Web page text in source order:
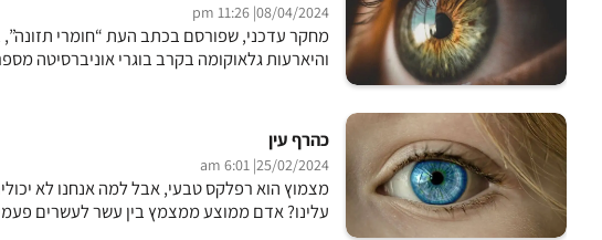
08/04/2024
| 11:26 pm
מחקר עדכני, שפורסם בכתב העת “חומרי תזונה”,
והיארעות גלאוקומה בקרב בוגרי אוניברסיטה
כהרף עין
25/02/2024
| 6:01 am
מצמוץ הוא רפלקס טבעי, אבל למה אנחנו לא
עלינו? אדם ממוצע ממצמץ בין עשר לעשרים